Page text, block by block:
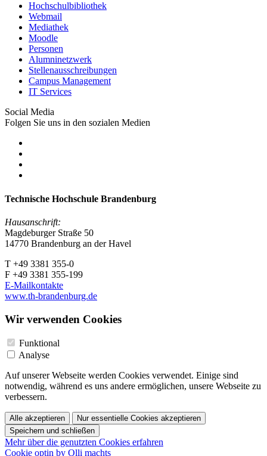
Hochschulbibliothek
Webmail
Mediathek
Moodle
Personen
Alumninetzwerk
Stellenausschreibungen
Campus Management
IT Services
Social Media
Folgen Sie uns in den sozialen Medien
Technische Hochschule Brandenburg
Hausanschrift:
Magdeburger Straße 50
14770 Brandenburg an der Havel
T +49 3381 355-0
F +49 3381 355-199
E-Mailkontakte
www.th-brandenburg.de
Wir verwenden Cookies
Funktional
Analyse
Auf unserer Webseite werden Cookies verwendet. Einige sind
notwendig, während es uns andere ermöglichen, unsere Webseite zu
verbessern.
Alle akzeptieren
Nur essentielle Cookies akzeptieren
Speichern und schließen
Mehr über die genutzten Cookies erfahren
Cookie optin by Olli machts